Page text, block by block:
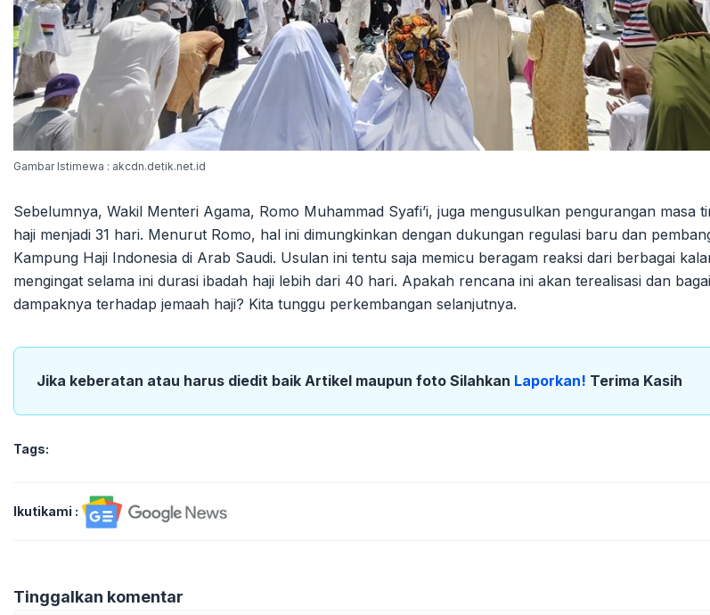
Gambar Istimewa : akcdn.detik.net.id
Sebelumnya, Wakil Menteri Agama, Romo Muhammad Syafi’i, juga mengusulkan pengurangan masa
haji menjadi 31 hari. Menurut Romo, hal ini dimungkinkan dengan dukungan regulasi baru dan
Kampung Haji Indonesia di Arab Saudi. Usulan ini tentu saja memicu beragam reaksi dari berbagai
mengingat selama ini durasi ibadah haji lebih dari 40 hari. Apakah rencana ini akan terealisasi dan
dampaknya terhadap jemaah haji? Kita tunggu perkembangan selanjutnya.
Jika keberatan atau harus diedit baik Artikel maupun foto Silahkan Laporkan! Terima Kasih
Tags:
Ikutikami :
Tinggalkan komentar